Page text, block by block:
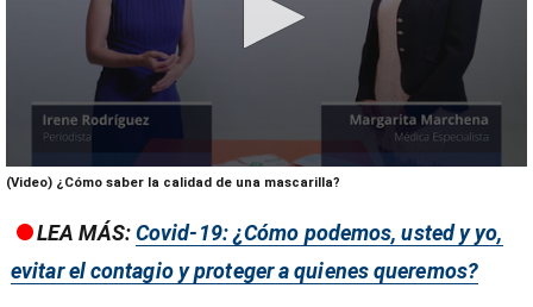
0
seconds
12
38
seconds
(Video) ¿Cómo saber la calidad de una mascarilla?
LEA MÁS:Covid-19: ¿Cómo podemos, usted y yo,
evitar el contagio y proteger a quienes queremos?